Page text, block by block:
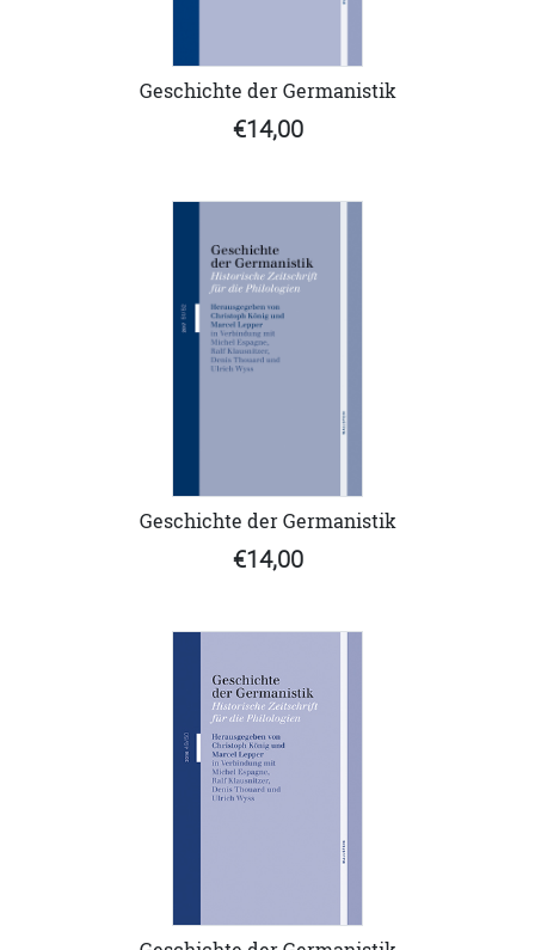
Geschichte der Germanistik
€14,00
Geschichte der Germanistik
€14,00